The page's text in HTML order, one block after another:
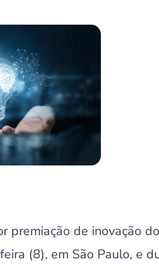
premiação de inovação
(8), em São Paulo, e